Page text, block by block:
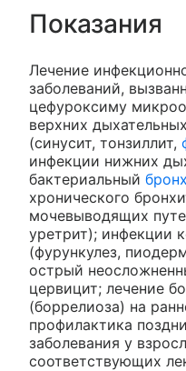
Показания
Лечение
заболеваний,
цефуроксиму
верхних
(синусит, тонзиллит,
инфекции нижних
бактериальный
хронического
мочевыводящих
уретрит); инфекции
(фурункулез,
острый
цервицит; лечение
(боррелиоза) на
профилактика
заболевания у
соответствующих